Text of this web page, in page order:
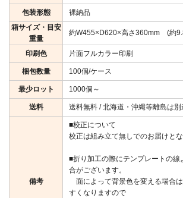
包装形態
裸納品
箱サイズ・目安
重量
約W455×D620×高さ360mm (約
印刷色 片面フルカラー印刷
梱包数量 100個/ケース
最少ロット 1000個～
送料 送料無料 / 北海道・沖縄等離島は別
備考
■校正について
校正は組み立て無しでのお届けと
■折り加工の際にテンプレートの線
合がございます。
面によって背景色を変える場合
すくなりますので